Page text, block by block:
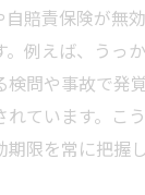
自賠責保険が無
。例えば、うっ
検問や事故で発
ています。こ
期限を常に把握